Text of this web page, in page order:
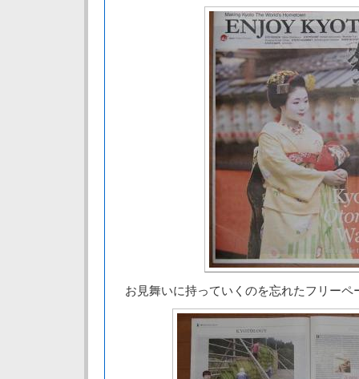
お見舞いに持っていくのを忘れたフリーペ